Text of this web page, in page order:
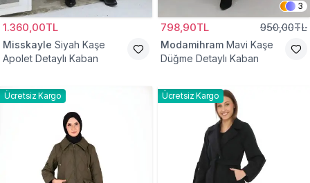
1.360,00TL
Misskayle Siyah Kaşe
Apolet Detaylı Kaban
3
798,90TL 950,00TL
Modamihram Mavi Kaşe
Düğme Detaylı Kaban
Ücretsiz Kargo Ücretsiz Kargo